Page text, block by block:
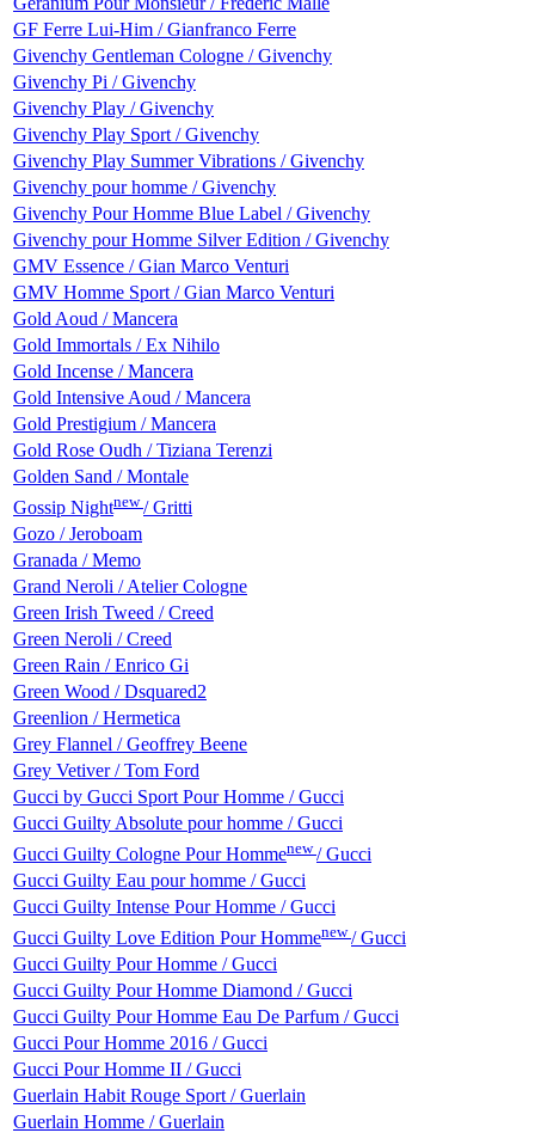
GF Ferre Lui-Him / Gianfranco Ferre
Givenchy Gentleman Cologne / Givenchy
Givenchy Pi / Givenchy
Givenchy Play / Givenchy
Givenchy Play Sport / Givenchy
Givenchy Play Summer Vibrations / Givenchy
Givenchy pour homme / Givenchy
Givenchy Pour Homme Blue Label / Givenchy
Givenchy pour Homme Silver Edition / Givenchy
GMV Essence / Gian Marco Venturi
GMV Homme Sport / Gian Marco Venturi
Gold Aoud / Mancera
Gold Immortals / Ex Nihilo
Gold Incense / Mancera
Gold Intensive Aoud / Mancera
Gold Prestigium / Mancera
Gold Rose Oudh / Tiziana Terenzi
Golden Sand / Montale
Gossip Nightnew/ Gritti
Gozo / Jeroboam
Granada / Memo
Grand Neroli / Atelier Cologne
Green Irish Tweed / Creed
Green Neroli / Creed
Green Rain / Enrico Gi
Green Wood / Dsquared2
Greenlion / Hermetica
Grey Flannel / Geoffrey Beene
Grey Vetiver / Tom Ford
Gucci by Gucci Sport Pour Homme / Gucci
Gucci Guilty Absolute pour homme / Gucci
Gucci Guilty Cologne Pour Hommenew/ Gucci
Gucci Guilty Eau pour homme / Gucci
Gucci Guilty Intense Pour Homme / Gucci
Gucci Guilty Love Edition Pour Hommenew/ Gucci
Gucci Guilty Pour Homme / Gucci
Gucci Guilty Pour Homme Diamond / Gucci
Gucci Guilty Pour Homme Eau De Parfum / Gucci
Gucci Pour Homme 2016 / Gucci
Gucci Pour Homme II / Gucci
Guerlain Habit Rouge Sport / Guerlain
Guerlain Homme / Guerlain